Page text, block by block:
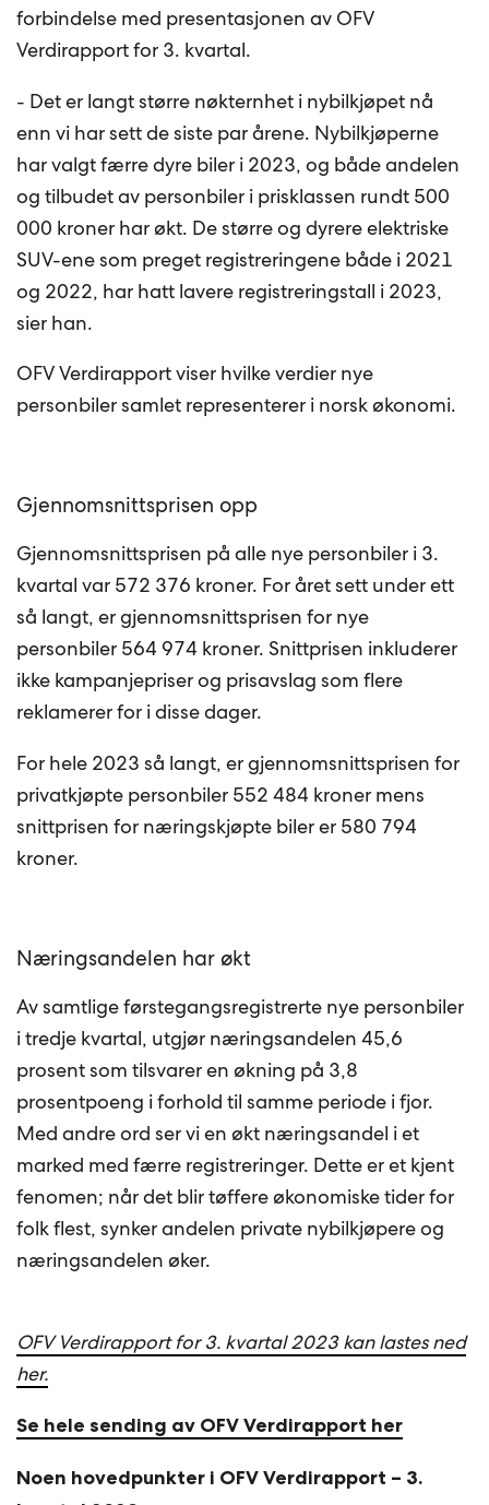
forbindelse med presentasjonen av OFV
Verdirapport for 3. kvartal.
- Det er langt større nøkternhet i nybilkjøpet nå
enn vi har sett de siste par årene. Nybilkjøperne
har valgt færre dyre biler i 2023, og både andelen
og tilbudet av personbiler i prisklassen rundt 500
000 kroner har økt. De større og dyrere elektriske
SUV-ene som preget registreringene både i 2021
og 2022, har hatt lavere registreringstall i 2023,
sier han.
OFV Verdirapport viser hvilke verdier nye
personbiler samlet representerer i norsk økonomi.
Gjennomsnittsprisen opp
Gjennomsnittsprisen på alle nye personbiler i 3.
kvartal var 572 376 kroner. For året sett under ett
så langt, er gjennomsnittsprisen for nye
personbiler 564 974 kroner. Snittprisen inkluderer
ikke kampanjepriser og prisavslag som flere
reklamerer for i disse dager.
For hele 2023 så langt, er gjennomsnittsprisen for
privatkjøpte personbiler 552 484 kroner mens
snittprisen for næringskjøpte biler er 580 794
kroner.
Næringsandelen har økt
Av samtlige førstegangsregistrerte nye personbiler
i tredje kvartal, utgjør næringsandelen 45,6
prosent som tilsvarer en økning på 3,8
prosentpoeng i forhold til samme periode i fjor.
Med andre ord ser vi en økt næringsandel i et
marked med færre registreringer. Dette er et kjent
fenomen; når det blir tøffere økonomiske tider for
folk flest, synker andelen private nybilkjøpere og
næringsandelen øker.
OFV Verdirapport for 3. kvartal 2023 kan lastes ned
her.
Se hele sending av OFV Verdirapport her
Noen hovedpunkter i OFV Verdirapport – 3.